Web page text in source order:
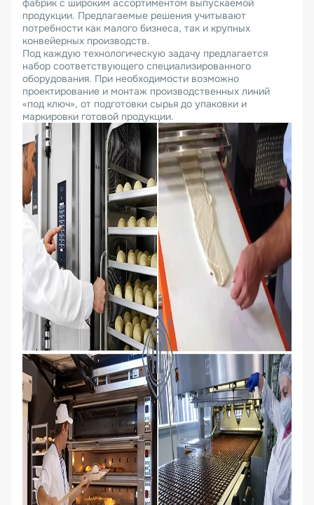
фабрик с широким ассортиментом выпускаемой
продукции. Предлагаемые решения учитывают
потребности как малого бизнеса, так и крупных
конвейерных производств.
Под каждую технологическую задачу предлагается
набор соответствующего специализированного
оборудования. При необходимости возможно
проектирование и монтаж производственных линий
«под ключ», от подготовки сырья до упаковки и
маркировки готовой продукции.